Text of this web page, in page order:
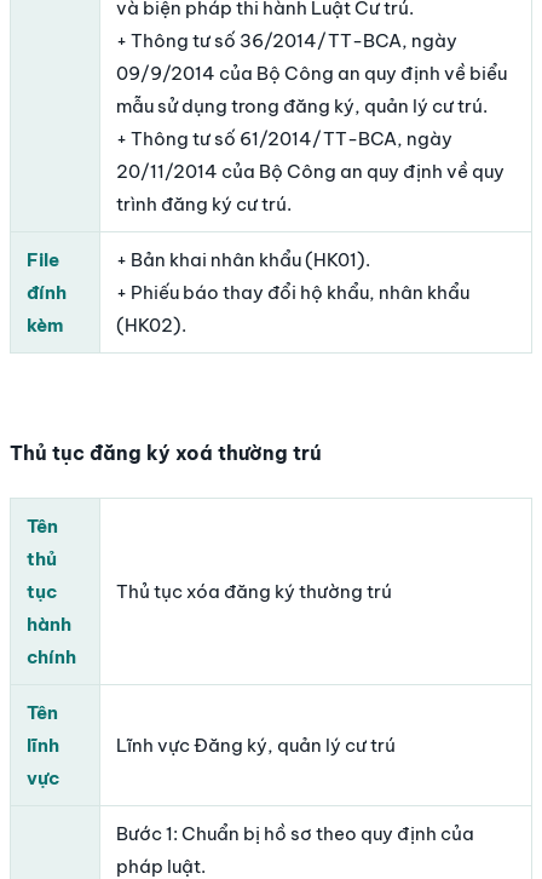
và biện pháp thi hành Luật Cư trú.
+ Thông tư số 36/2014/TT-BCA, ngày
09/9/2014 của Bộ Công an quy định về biểu
mẫu sử dụng trong đăng ký, quản lý cư trú.
+ Thông tư số 61/2014/TT-BCA, ngày
20/11/2014 của Bộ Công an quy định về quy
trình đăng ký cư trú.
File
đính
kèm
+ Bản khai nhân khẩu (HK01).
+ Phiếu báo thay đổi hộ khẩu, nhân khẩu
(HK02).
Thủ tục đăng ký xoá thường trú
Tên
thủ
tục
hành
chính
Thủ tục xóa đăng ký thường trú
Tên
lĩnh
vực
Lĩnh vực Đăng ký, quản lý cư trú
Bước 1: Chuẩn bị hồ sơ theo quy định của
pháp luật.